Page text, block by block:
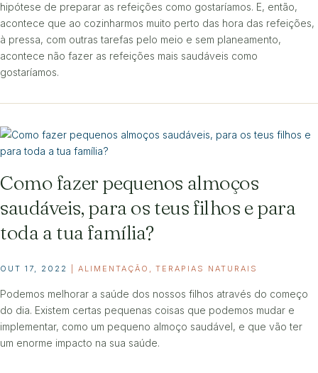
hipótese de preparar as refeições como gostaríamos. E, então,
acontece que ao cozinharmos muito perto das hora das refeições,
à pressa, com outras tarefas pelo meio e sem planeamento,
acontece não fazer as refeições mais saudáveis como
gostaríamos.
Como fazer pequenos almoços
saudáveis, para os teus filhos e para
toda a tua família?
OUT 17, 2022 ALIMENTAÇÃO ,TERAPIAS NATURAIS
Podemos melhorar a saúde dos nossos filhos através do começo
do dia. Existem certas pequenas coisas que podemos mudar e
implementar, como um pequeno almoço saudável, e que vão ter
um enorme impacto na sua saúde.